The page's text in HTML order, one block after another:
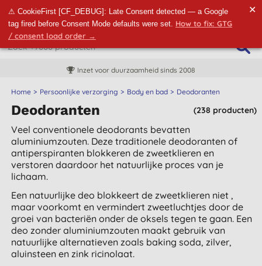
⚠ CookieFirst [CF_DEBUG]: Late Consent detected — a Google
tag fired before Consent Mode defaults were set. How to fix: GTG
/ consent load order →
✕
Inzet voor duurzaamheid sinds 2008
Home Persoonlijke verzorging Body en bad Deodoranten
(238 producten)
Deodoranten
Veel conventionele deodorants bevatten
aluminiumzouten. Deze traditionele deodoranten of
antiperspiranten blokkeren de zweetklieren en
verstoren daardoor het natuurlijke proces van je
lichaam.
Een natuurlijke deo blokkeert de zweetklieren niet ,
maar voorkomt en vermindert zweetluchtjes door de
groei van bacteriën onder de oksels tegen te gaan. Een
deo zonder aluminiumzouten maakt gebruik van
natuurlijke alternatieven zoals baking soda, zilver,
aluinsteen en zink ricinolaat.